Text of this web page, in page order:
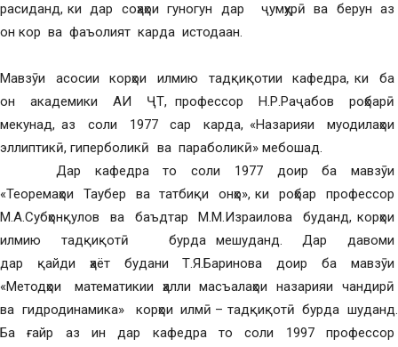
расиданд, ки дар соҳаҳои гуногун дар ҷумҳурӣ ва берун аз
он кор ва фаъолият карда истодаан.
Мавзӯи асосии корҳои илмию тадқиқотии кафедра, ки ба
он академики АИ ҶТ, профессор Н.Р.Раҷабов роҳбарӣ
мекунад, аз соли 1977 сар карда, «Назарияи муодилаҳои
эллиптикӣ, гиперболикӣ ва параболикӣ» мебошад.
Дар кафедра то соли 1977 доир ба мавзӯи
«Теоремаҳои Таубер ва татбиқи онҳо», ки роҳбар профессор
М.А.Субҳонқулов ва баъдтар М.М.Израилова буданд, корҳои
илмию тадқиқотӣ бурда мешуданд. Дар давоми
дар қайди ҳаёт будани Т.Я.Баринова доир ба мавзӯи
«Методҳои математикии ҳалли масъалаҳои назарияи чандирӣ
ва гидродинамика» корҳои илмӣ – тадқиқотӣ бурда шуданд.
Ба ғайр аз ин дар кафедра то соли 1997 профессор